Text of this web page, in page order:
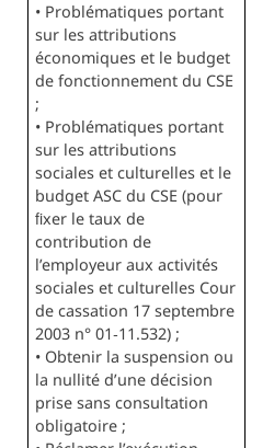
• Problématiques portant
sur les attributions
économiques et le budget
de fonctionnement du CSE
;
• Problématiques portant
sur les attributions
sociales et culturelles et le
budget ASC du CSE (pour
ﬁxer le taux de
contribution de
l’employeur aux activités
sociales et culturelles Cour
de cassation 17 septembre
2003 n° 01‑11.532) ;
• Obtenir la suspension ou
la nullité d’une décision
prise sans consultation
obligatoire ;